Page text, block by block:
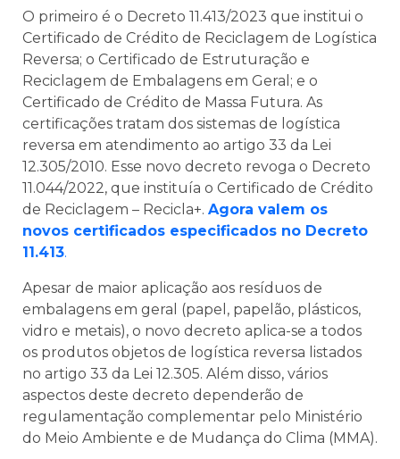
O primeiro é o Decreto 11.413/2023 que institui o
Certificado de Crédito de Reciclagem de Logística
Reversa; o Certificado de Estruturação e
Reciclagem de Embalagens em Geral; e o
Certificado de Crédito de Massa Futura. As
certificações tratam dos sistemas de logística
reversa em atendimento ao artigo 33 da Lei
12.305/2010. Esse novo decreto revoga o Decreto
11.044/2022, que instituía o Certificado de Crédito
de Reciclagem – Recicla+. Agora valem os
novos certificados especificados no Decreto
11.413.
Apesar de maior aplicação aos resíduos de
embalagens em geral (papel, papelão, plásticos,
vidro e metais), o novo decreto aplica-se a todos
os produtos objetos de logística reversa listados
no artigo 33 da Lei 12.305. Além disso, vários
aspectos deste decreto dependerão de
regulamentação complementar pelo Ministério
do Meio Ambiente e de Mudança do Clima (MMA).